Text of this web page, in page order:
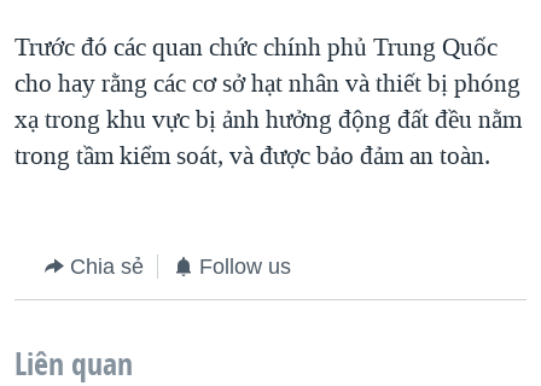
KHOA HỌC
SỨC KHOẺ
VĂN HOÁ
GIẢI MÃ VÀNH ĐAI & CON ĐƯỜNG
NGÀY TỊ NẠN THẾ GIỚI
TRỊNH VĨNH BÌNH - NGƯỜI HẠ 'BÊN THẮNG CUỘC'
CÁC GIÁ TRỊ CỘNG HÒA Ở VIỆT NAM
TRỊNH VĨNH BÌNH VS. CHÍNH PHỦ VIỆT NAM
MẠNG XÃ HỘI
Ngôn ngữ khác
Trước đó các quan chức chính phủ Trung Quốc
cho hay rằng các cơ sở hạt nhân và thiết bị phóng
xạ trong khu vực bị ảnh hưởng động đất đều nằm
trong tầm kiểm soát, và được bảo đảm an toàn.
Chia sẻ Follow us
Liên quan